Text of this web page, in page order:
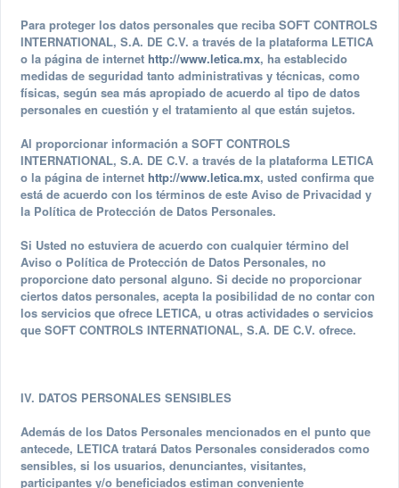
Para proteger los datos personales que reciba SOFT CONTROLS
INTERNATIONAL, S.A. DE C.V. a través de la plataforma LETICA
o la página de internet http://www.letica.mx, ha establecido
medidas de seguridad tanto administrativas y técnicas, como
físicas, según sea más apropiado de acuerdo al tipo de datos
personales en cuestión y el tratamiento al que están sujetos.
Al proporcionar información a SOFT CONTROLS
INTERNATIONAL, S.A. DE C.V. a través de la plataforma LETICA
o la página de internet http://www.letica.mx, usted confirma que
está de acuerdo con los términos de este Aviso de Privacidad y
la Política de Protección de Datos Personales.
Si Usted no estuviera de acuerdo con cualquier término del
Aviso o Política de Protección de Datos Personales, no
proporcione dato personal alguno. Si decide no proporcionar
ciertos datos personales, acepta la posibilidad de no contar con
los servicios que ofrece LETICA, u otras actividades o servicios
que SOFT CONTROLS INTERNATIONAL, S.A. DE C.V. ofrece.
IV. DATOS PERSONALES SENSIBLES
Además de los Datos Personales mencionados en el punto que
antecede, LETICA tratará Datos Personales considerados como
sensibles, si los usuarios, denunciantes, visitantes,
participantes y/o beneficiados estiman conveniente